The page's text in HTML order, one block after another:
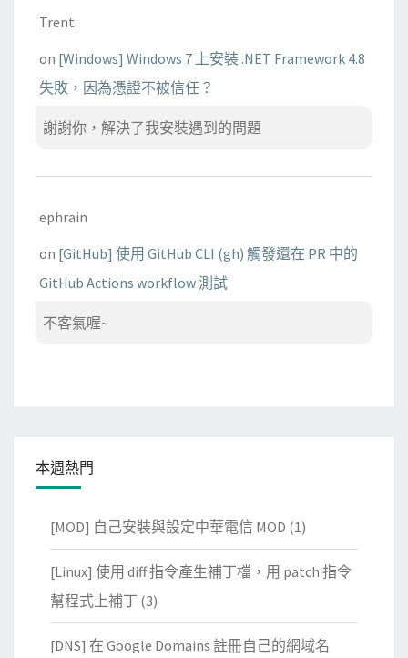
Trent
on [Windows] Windows 7 上安裝 .NET Framework 4.8
失敗，因為憑證不被信任？
謝謝你，解決了我安裝遇到的問題
ephrain
on [GitHub] 使用 GitHub CLI (gh) 觸發還在 PR 中的
GitHub Actions workflow 測試
不客氣喔~
本週熱門
[MOD] 自己安裝與設定中華電信 MOD (1)
[Linux] 使用 diff 指令產生補丁檔，用 patch 指令
幫程式上補丁 (3)
[DNS] 在 Google Domains 註冊自己的網域名